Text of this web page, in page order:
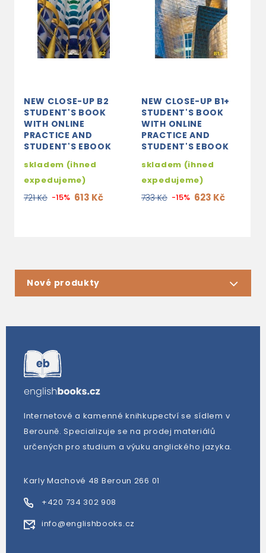
NEW CLOSE-UP B2
STUDENT'S BOOK
WITH ONLINE
PRACTICE AND
STUDENT'S EBOOK
skladem (ihned
expedujeme)
721 Kč -15% 613 Kč
NEW CLOSE-UP B1+
STUDENT'S BOOK
WITH ONLINE
PRACTICE AND
STUDENT'S EBOOK
skladem (ihned
expedujeme)
733 Kč -15% 623 Kč
Nové produkty
Internetové a kamenné knihkupectví se sídlem v
Berouně. Specializuje se na prodej materiálů
určených pro studium a výuku anglického jazyka.
Karly Machové 48 Beroun 266 01
+420 734 302 908
info@englishbooks.cz